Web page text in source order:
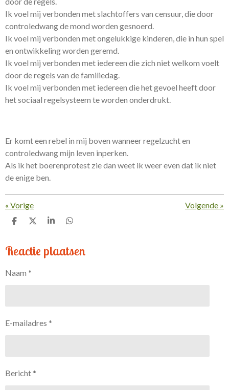
Ik voel mij verbonden met slachtoffers van censuur, die door
controledwang de mond worden gesnoerd.
Ik voel mij verbonden met ongelukkige kinderen, die in hun spel
en ontwikkeling worden geremd.
Ik voel mij verbonden met iedereen die zich niet welkom voelt
door de regels van de familiedag.
Ik voel mij verbonden met iedereen die het gevoel heeft door
het sociaal regelsysteem te worden onderdrukt.
Er komt een rebel in mij boven wanneer regelzucht en
controledwang mijn leven inperken.
Als ik het boerenprotest zie dan weet ik weer even dat ik niet
de enige ben.
« Vorige Volgende »
D
e
n
D
l
S
r
e
D
e
n
Reactie plaatsen
Naam *
E-mailadres *
Bericht *